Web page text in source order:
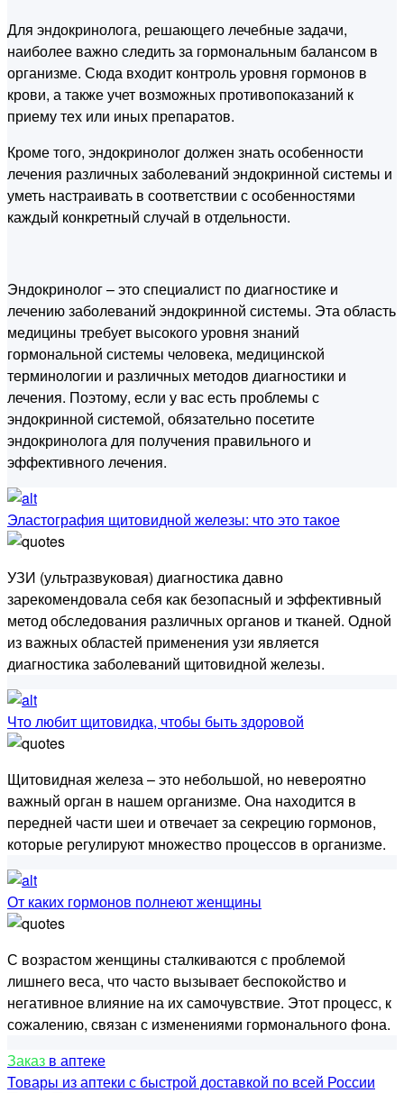
Для эндокринолога, решающего лечебные задачи,
наиболее важно следить за гормональным балансом в
организме. Сюда входит контроль уровня гормонов в
крови, а также учет возможных противопоказаний к
приему тех или иных препаратов.
Кроме того, эндокринолог должен знать особенности
лечения различных заболеваний эндокринной системы и
уметь настраивать в соответствии с особенностями
каждый конкретный случай в отдельности.
Эндокринолог – это специалист по диагностике и
лечению заболеваний эндокринной системы. Эта область
медицины требует высокого уровня знаний
гормональной системы человека, медицинской
терминологии и различных методов диагностики и
лечения. Поэтому, если у вас есть проблемы с
эндокринной системой, обязательно посетите
эндокринолога для получения правильного и
эффективного лечения.
Эластография щитовидной железы: что это такое
УЗИ (ультразвуковая) диагностика давно
зарекомендовала себя как безопасный и эффективный
метод обследования различных органов и тканей. Одной
из важных областей применения узи является
диагностика заболеваний щитовидной железы.
Что любит щитовидка, чтобы быть здоровой
Щитовидная железа – это небольшой, но невероятно
важный орган в нашем организме. Она находится в
передней части шеи и отвечает за секрецию гормонов,
которые регулируют множество процессов в организме.
От каких гормонов полнеют женщины
С возрастом женщины сталкиваются с проблемой
лишнего веса, что часто вызывает беспокойство и
негативное влияние на их самочувствие. Этот процесс, к
сожалению, связан с изменениями гормонального фона.
Заказ в аптеке
Товары из аптеки с быстрой доставкой по всей России